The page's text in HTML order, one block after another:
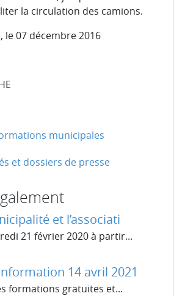
la circulation des camions.
le 07 décembre 2016
municipales
et dossiers de presse
et l’associati
21 février 2020 à partir...
14 avril 2021
formations gratuites et...